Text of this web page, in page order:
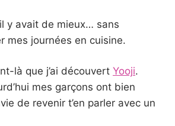
y avait de mieux… sans
mes journées en cuisine.
là que j’ai découvert Yooji.
mes garçons ont bien
de revenir t’en parler avec un